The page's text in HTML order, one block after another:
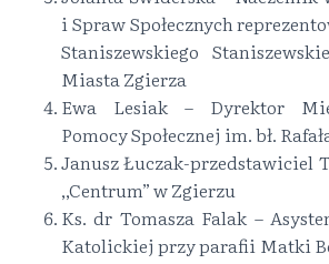
i Spraw Społecznych
Staniszewskiego
Miasta Zgierza
Ewa Lesiak – Dyrektor
Pomocy Społecznej im. bł.
Janusz Łuczak-przedstawiciel
,,Centrum” w Zgierzu
Ks. dr Tomasza Falak –
Katolickiej przy parafii Matki